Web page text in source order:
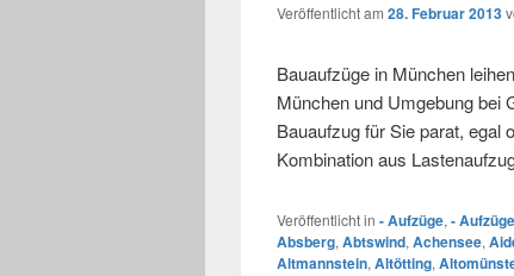
Veröffentlicht am 28. Februar 2013
Bauaufzüge in München
München und Umgebung bei
Bauaufzug für Sie parat, egal
Kombination aus
Veröffentlicht in - Aufzüge, - Aufzüge
Absberg, Abtswind, Achensee,
Altmannstein, Altötting,